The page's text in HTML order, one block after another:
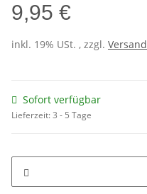
9,95 €
inkl. 19% USt. , zzgl. Versand
Sofort verfügbar
Lieferzeit:3 - 5 Tage